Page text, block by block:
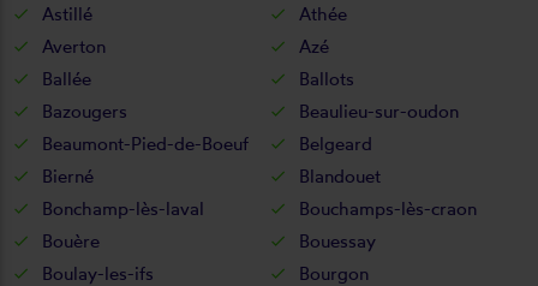
Astillé
Athée
Averton
Azé
Ballée
Ballots
Bazougers
Beaulieu-sur-oudon
Beaumont-Pied-de-Boeuf
Belgeard
Bierné
Blandouet
Bonchamp-lès-laval
Bouchamps-lès-craon
Bouère
Bouessay
Boulay-les-ifs
Bourgon